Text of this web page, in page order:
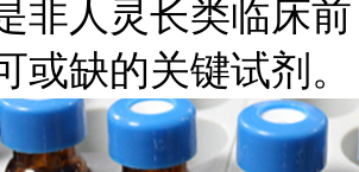
非人灵长类临床前
或缺的关键试剂。